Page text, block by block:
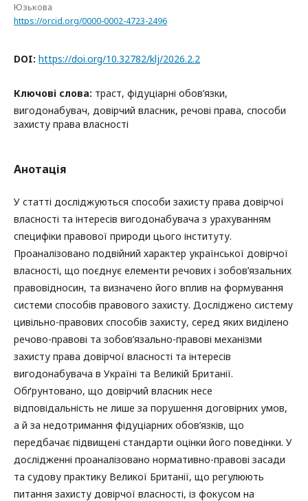
Юзькова
https://orcid.org/0000-0002-4723-2496
DOI: https://doi.org/10.32782/klj/2026.2.2
Ключові слова: траст, фідуціарні обов’язки,
вигодонабувач, довірчий власник, речові права, способи
захисту права власності
Анотація
У статті досліджуються способи захисту права довірчої
власності та інтересів вигодонабувача з урахуванням
специфіки правової природи цього інституту.
Проаналізовано подвійний характер української довірчої
власності, що поєднує елементи речових і зобов’язальних
правовідносин, та визначено його вплив на формування
системи способів правового захисту. Досліджено систему
цивільно-правових способів захисту, серед яких виділено
речово-правові та зобов’язально-правові механізми
захисту права довірчої власності та інтересів
вигодонабувача в Україні та Великій Британії.
Обґрунтовано, що довірчий власник несе
відповідальність не лише за порушення договірних умов,
а й за недотримання фідуціарних обов’язків, що
передбачає підвищені стандарти оцінки його поведінки. У
дослідженні проаналізовано нормативно-правові засади
та судову практику Великої Британії, що регулюють
питання захисту довірчої власності, із фокусом на